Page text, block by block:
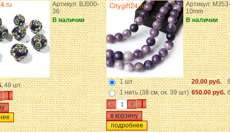
Артикул: BJ000-
36
В наличии
49 шт.
Артикул:
10mm
В наличии
1 шт 20.00 руб.
1 нить (38 см, ок. 39 шт) 650.00 руб.
- +
подробнее